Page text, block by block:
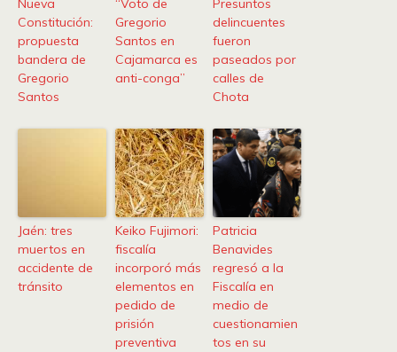
Nueva
Constitución:
propuesta
bandera de
Gregorio
Santos
“Voto de
Gregorio
Santos en
Cajamarca es
anti-conga”
Presuntos
delincuentes
fueron
paseados por
calles de
Chota
Jaén: tres
muertos en
accidente de
tránsito
Keiko Fujimori:
fiscalía
incorporó más
elementos en
pedido de
prisión
preventiva
Patricia
Benavides
regresó a la
Fiscalía en
medio de
cuestionamien
tos en su